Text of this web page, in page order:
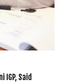
IGP, Said